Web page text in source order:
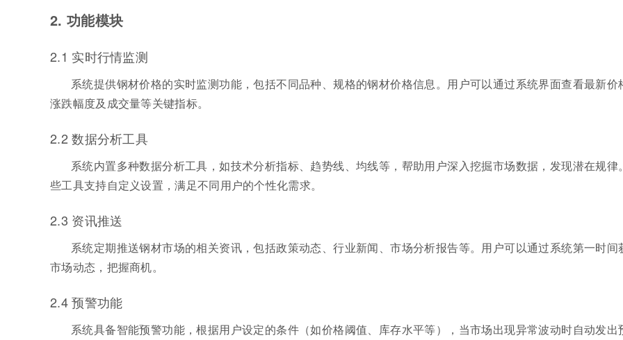
2. 功能模块
2.1 实时行情监测
系统提供钢材价格的实时监测功能，包括不同品种、规格的钢材价格信息。用户可以通过系统界面查看最新价
涨跌幅度及成交量等关键指标。
2.2 数据分析工具
系统内置多种数据分析工具，如技术分析指标、趋势线、均线等，帮助用户深入挖掘市场数据，发现潜在规律
些工具支持自定义设置，满足不同用户的个性化需求。
2.3 资讯推送
系统定期推送钢材市场的相关资讯，包括政策动态、行业新闻、市场分析报告等。用户可以通过系统第一时间
市场动态，把握商机。
2.4 预警功能
系统具备智能预警功能，根据用户设定的条件（如价格阈值、库存水平等），当市场出现异常波动时自动发出